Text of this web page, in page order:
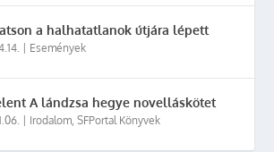
a halhatatlanok útjára lépett
| Események
A lándzsa hegye novelláskötet
| Irodalom ,SFPortal Könyvek